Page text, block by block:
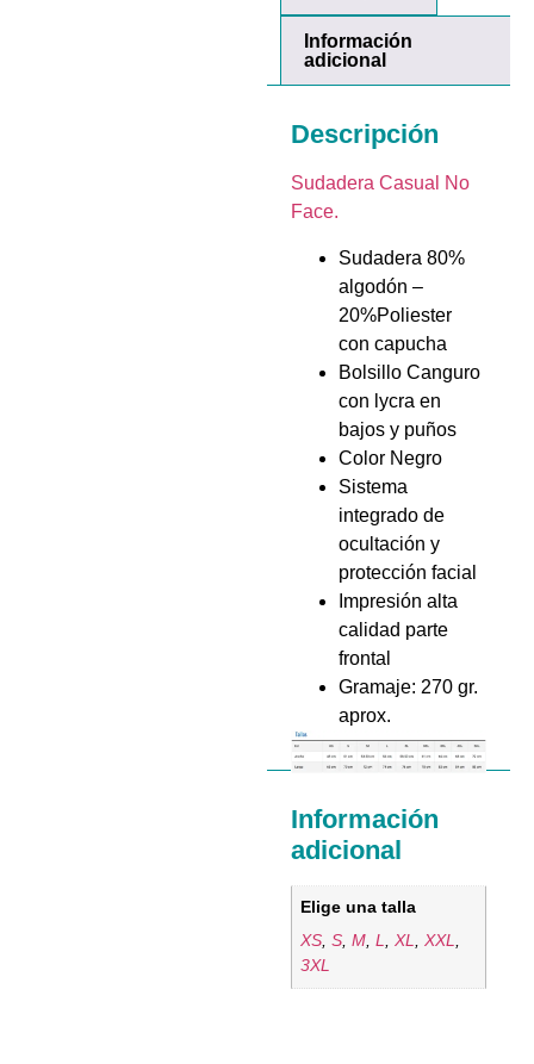
Información
adicional
Descripción
Sudadera Casual No
Face.
Sudadera 80%
algodón –
20%Poliester
con capucha
Bolsillo Canguro
con lycra en
bajos y puños
Color Negro
Sistema
integrado de
ocultación y
protección facial
Impresión alta
calidad parte
frontal
Gramaje: 270 gr.
aprox.
Información
adicional
Elige una talla
XS,S,M,L,XL,XXL,
3XL